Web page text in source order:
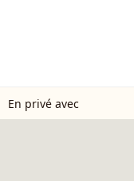
En privé avec